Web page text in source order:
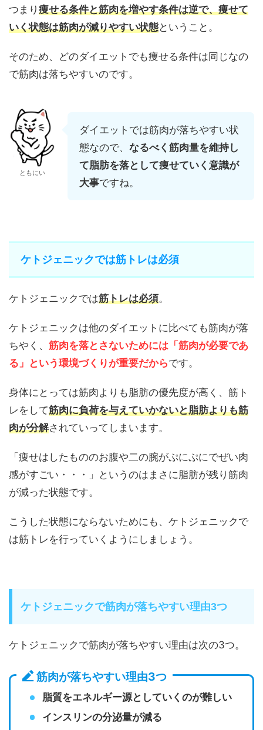
つまり 痩せる条件と筋肉を増やす条件は逆で、痩せて
いく状態は筋肉が減りやすい状態ということ。
そのため、どのダイエットでも痩せる条件は同じなの
で筋肉は落ちやすいのです。
ともにい
ダイエットでは筋肉が落ちやすい状
態なので、 なるべく筋肉量を維持し
て脂肪を落として痩せていく意識が
大事ですね。
ケトジェニックでは筋トレは必須
ケトジェニックでは筋トレは必須。
ケトジェニックは他のダイエットに比べても筋肉が落
ちやく、 筋肉を落とさないためには「筋肉が必要であ
る」という環境づくりが重要だからです。
身体にとっては筋肉よりも脂肪の優先度が高く、筋ト
レをして筋肉に負荷を与えていかないと脂肪よりも筋
肉が分解されていってしまいます。
「痩せはしたもののお腹や二の腕がぷにぷにでぜい肉
感がすごい・・・」というのはまさに脂肪が残り筋肉
が減った状態です。
こうした状態にならないためにも、ケトジェニックで
は筋トレを行っていくようにしましょう。
ケトジェニックで筋肉が落ちやすい理由3つ
ケトジェニックで筋肉が落ちやすい理由は次の3つ。
筋肉が落ちやすい理由3つ
脂質をエネルギー源としていくのが難しい
インスリンの分泌量が減る